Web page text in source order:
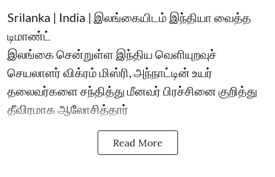
Srilanka | India | இலங்கையிடம் இந்தியா வைத்த
டிமாண்ட்
இலங்கை சென்றுள்ள இந்திய வெளியுறவுச்
செயலாளர் விக்ரம் மிஸ்ரி, அந்நாட்டின் உயர்
தலைவர்களை சந்தித்து மீனவர் பிரச்சினை குறித்து
தீவிரமாக ஆலோசித்தார்
Read More